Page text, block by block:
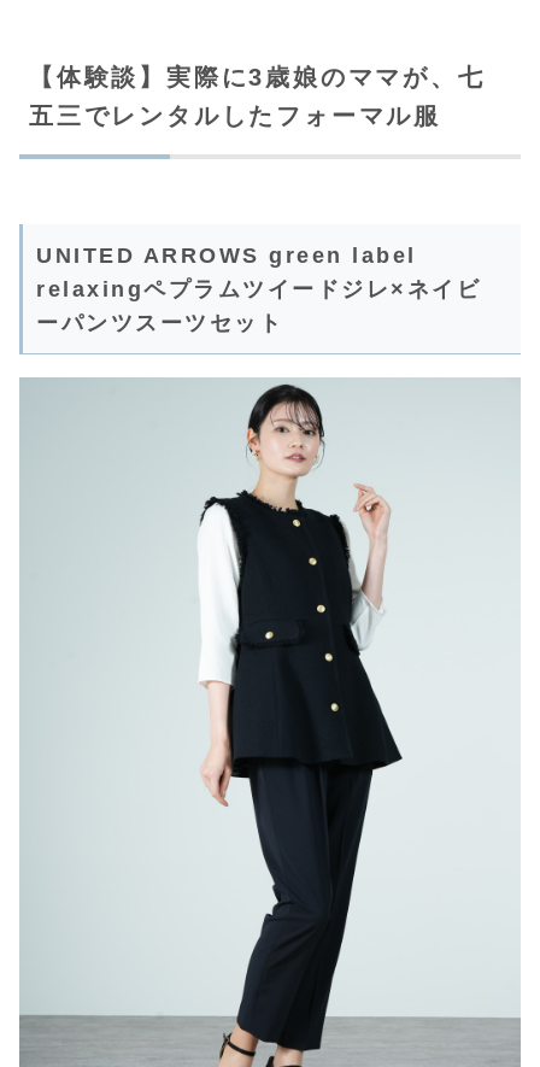
【体験談】実際に3歳娘のママが、七
五三でレンタルしたフォーマル服
UNITED ARROWS green label
relaxingペプラムツイードジレ×ネイビ
ーパンツスーツセット